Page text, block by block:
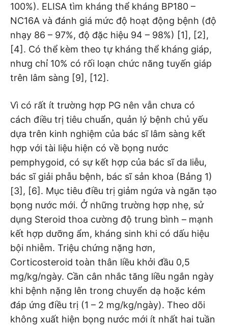
100%). ELISA tìm kháng thể kháng BP180 –
NC16A và đánh giá mức độ hoạt động bệnh (độ
nhạy 86 – 97%, độ đặc hiệu 94 – 98%) [1], [2],
[4]. Có thể kèm theo tự kháng thể kháng giáp,
nhưg chỉ 10% có rối loạn chức năng tuyến giáp
trên lâm sàng [9], [12].
Vì có rất ít trường hợp PG nên vẫn chưa có
cách điều trị tiêu chuẩn, quản lý bệnh chủ yếu
dựa trên kinh nghiệm của bác sĩ lâm sàng kết
hợp với tài liệu hiện có về bọng nước
pemphygoid, có sự kết hợp của bác sĩ da liễu,
bác sĩ giải phẫu bệnh, bác sĩ sản khoa (Bảng 1)
[3], [6]. Mục tiêu điều trị giảm ngứa và ngăn tạo
bọng nước mới. Ở những trường hợp nhẹ, sử
dụng Steroid thoa cường độ trung bình – mạnh
kết hợp dưỡng ẩm, kháng sinh khi có dấu hiệu
bội nhiễm. Triệu chứng nặng hơn,
Corticosteroid toàn thân liều khởi đầu 0,5
mg/kg/ngày. Cần cân nhắc tăng liều ngắn ngày
khi bệnh nặng lên trong chuyển dạ hoặc kém
đáp ứng điều trị (1 – 2 mg/kg/ngày). Theo dõi
không xuất hiện bọng nước mới ít nhất hai tuần